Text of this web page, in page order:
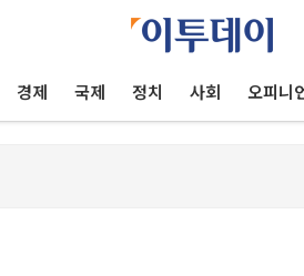
경제 국제 정치 사회 오피니